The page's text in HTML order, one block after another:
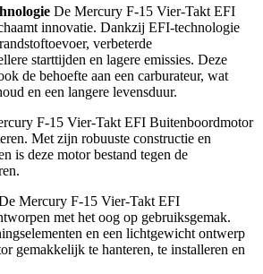
De Mercury F-15 Vier-Takt EFI
innovatie. Dankzij EFI-technologie
verbeterde
starttijden en lagere emissies. Deze
de behoefte aan een carburateur, wat
en een langere levensduur.
F-15 Vier-Takt EFI Buitenboordmotor
Met zijn robuuste constructie en
is deze motor bestand tegen de
Mercury F-15 Vier-Takt EFI
met het oog op gebruiksgemak.
en een lichtgewicht ontwerp
gemakkelijk te hanteren, te installeren en